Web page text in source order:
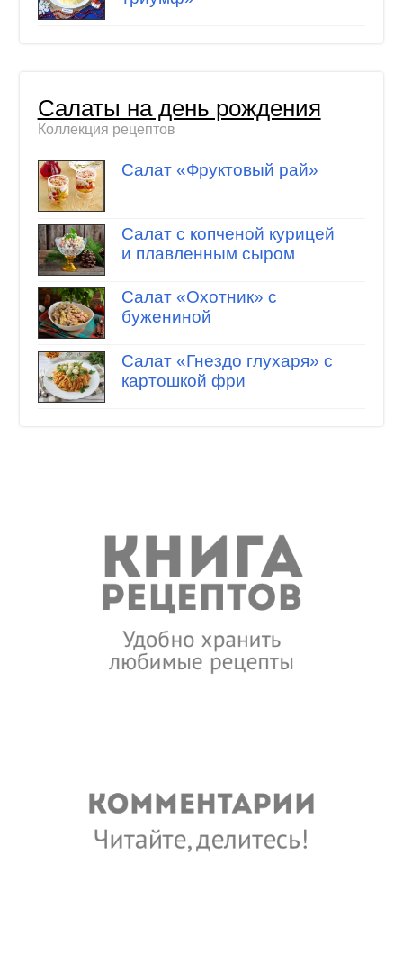
Салаты на день рождения
Коллекция рецептов
Салат «Фруктовый рай»
Салат с копченой курицей
и плавленным сыром
Салат «Охотник» с
бужениной
Салат «Гнездо глухаря» с
картошкой фри